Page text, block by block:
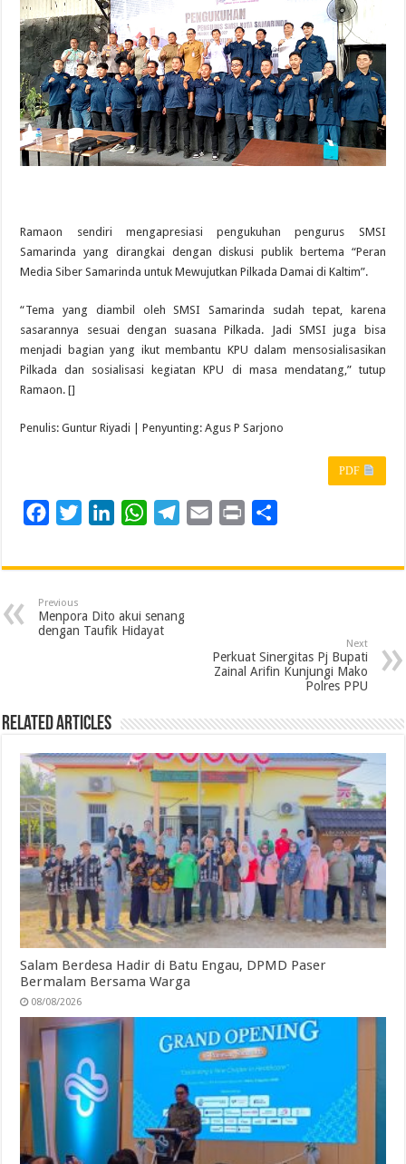
Ramaon sendiri mengapresiasi pengukuhan pengurus SMSI
Samarinda yang dirangkai dengan diskusi publik bertema “Peran
Media Siber Samarinda untuk Mewujutkan Pilkada Damai di Kaltim”.
“Tema yang diambil oleh SMSI Samarinda sudah tepat, karena
sasarannya sesuai dengan suasana Pilkada. Jadi SMSI juga bisa
menjadi bagian yang ikut membantu KPU dalam mensosialisasikan
Pilkada dan sosialisasi kegiatan KPU di masa mendatang,” tutup
Ramaon. []
Penulis: Guntur Riyadi | Penyunting: Agus P Sarjono
PDF
c
b
o
i
t
e
n
e
d
W
a
s
A
l
g
a
i
a
Previous
Menpora Dito akui senang
dengan Taufik Hidayat
Next
Perkuat Sinergitas Pj Bupati
Zainal Arifin Kunjungi Mako
Polres PPU
Related Articles
Salam Berdesa Hadir di Batu Engau, DPMD Paser
Bermalam Bersama Warga
08/08/2026